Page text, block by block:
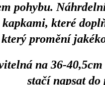
pohybu.
které
který promění
na 36-
stačí napsat do